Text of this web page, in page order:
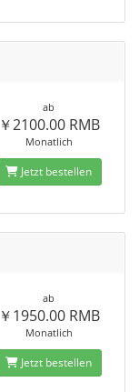
ab
￥2100.00 RMB
Monatlich
Jetzt bestellen
ab
￥1950.00 RMB
Monatlich
Jetzt bestellen